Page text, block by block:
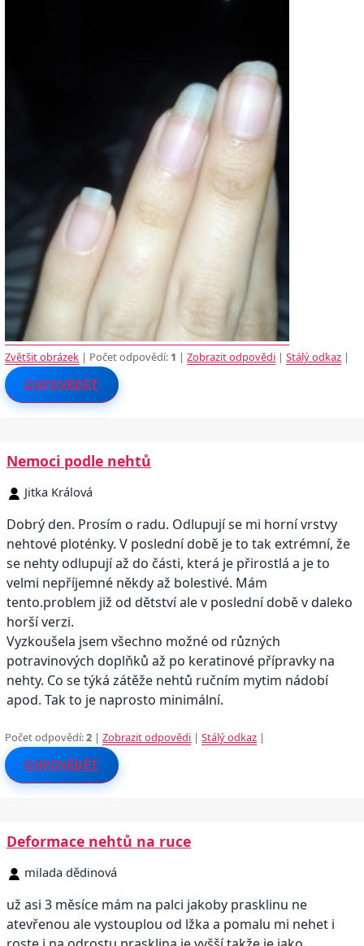
Zvětšit obrázek | Počet odpovědí: 1 |Zobrazit odpovědi |Stálý odkaz |
ODPOVĚDĚT
Nemoci podle nehtů
Jitka Králová
Dobrý den. Prosím o radu. Odlupují se mi horní vrstvy
nehtové ploténky. V poslední době je to tak extrémní, že
se nehty odlupují až do části, která je přirostlá a je to
velmi nepříjemné někdy až bolestivé. Mám
tento.problem již od dětství ale v poslední době v daleko
horší verzi.
Vyzkoušela jsem všechno možné od různých
potravinových doplňků až po keratinové přípravky na
nehty. Co se týká zátěže nehtů ručním mytim nádobí
apod. Tak to je naprosto minimální.
Počet odpovědí:2 |Zobrazit odpovědi |Stálý odkaz |
ODPOVĚDĚT
Deformace nehtů na ruce
milada dědinová
už asi 3 měsíce mám na palci jakoby prasklinu ne
atevřenou ale vystouplou od lžka a pomalu mi nehet i